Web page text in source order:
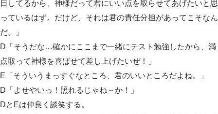
日してるから、神様だって君にいい点を取らせてあげたいと思
っているはず。だけど、それは君の責任分担があってこそなん
だ。」
D「そうだな…確かにここまで一緒にテスト勉強したから、満
点取って神様を喜ばせて差し上げたいぜ！」
E「そういうまっすぐなところ、君のいいところだよね。」
D「よせやいっ！照れるじゃね～か！」
DとEは仲良く談笑する。